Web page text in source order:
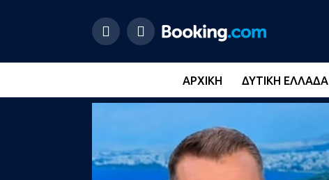
ΑΡΧΙΚΉ ΔΥΤΙΚΉ ΕΛΛΆΔΑ